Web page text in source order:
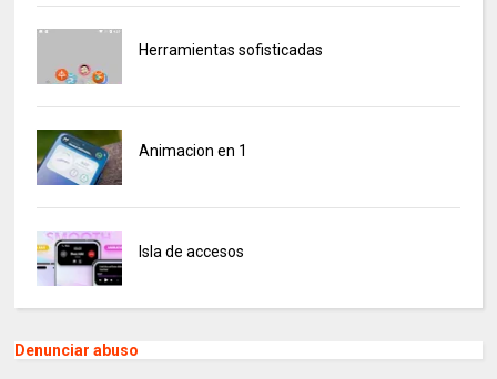
Herramientas sofisticadas
Animacion en 1
Isla de accesos
Denunciar abuso